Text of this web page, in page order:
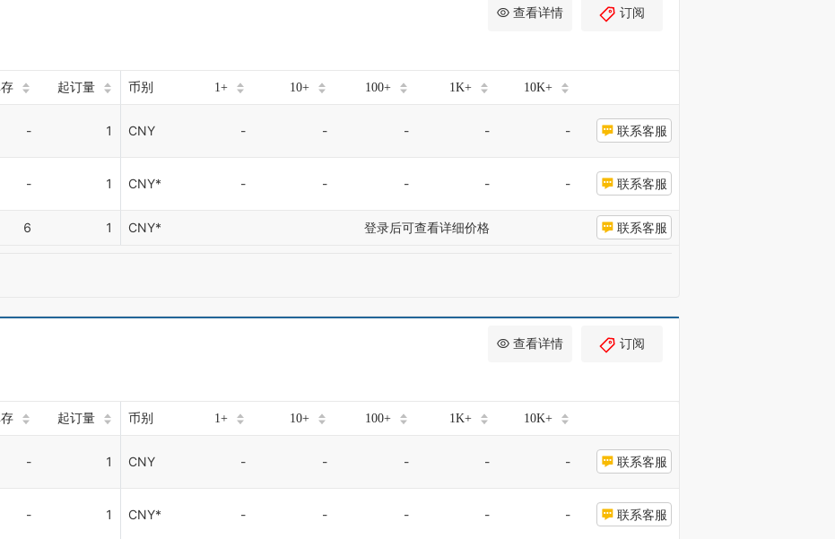
查看详情 订阅
起订量 币别 1+ 10+ 100+ 1K+ 10K+
- 1 CNY - - - - - 联系客服
- 1 CNY* - - - - - 联系客服
6 1 CNY* 登录后可查看详细价格 联系客服
查看详情 订阅
起订量 币别 1+ 10+ 100+ 1K+ 10K+
- 1 CNY - - - - - 联系客服
- 1 CNY* - - - - - 联系客服